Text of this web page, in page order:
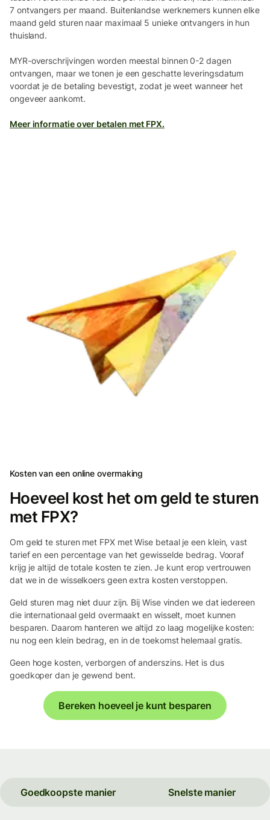
7 ontvangers per maand. Buitenlandse werknemers kunnen elke
maand geld sturen naar maximaal 5 unieke ontvangers in hun
thuisland.
MYR-overschrijvingen worden meestal binnen 0-2 dagen
ontvangen, maar we tonen je een geschatte leveringsdatum
voordat je de betaling bevestigt, zodat je weet wanneer het
ongeveer aankomt.
Meer informatie over betalen met FPX.
Kosten van een online overmaking
Hoeveel kost het om geld te sturen
met FPX?
Om geld te sturen met FPX met Wise betaal je een klein, vast
tarief en een percentage van het gewisselde bedrag. Vooraf
krijg je altijd de totale kosten te zien. Je kunt erop vertrouwen
dat we in de wisselkoers geen extra kosten verstoppen.
Geld sturen mag niet duur zijn. Bij Wise vinden we dat iedereen
die internationaal geld overmaakt en wisselt, moet kunnen
besparen. Daarom hanteren we altijd zo laag mogelijke kosten:
nu nog een klein bedrag, en in de toekomst helemaal gratis.
Geen hoge kosten, verborgen of anderszins. Het is dus
goedkoper dan je gewend bent.
Bereken hoeveel je kunt besparen
Goedkoopste manier Snelste manier